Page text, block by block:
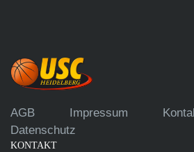
AGB Impressum
Datenschutz
KONTAKT